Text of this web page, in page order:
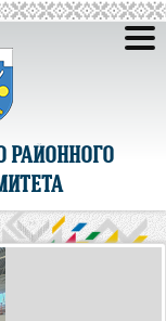
РАЙОННОГО